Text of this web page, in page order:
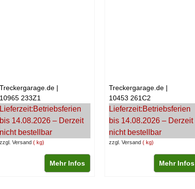
zzgl. Versand kg
Treckergarage.de
10965 233Z1
Lieferzeit:Betriebsferien
bis 14.08.2026 – Derzeit
nicht bestellbar
Mehr Infos
zzgl. Versand kg
Treckergarage.de
10453 261C2
Lieferzeit:Betriebsferien
bis 14.08.2026 – Derzeit
nicht bestellbar
Mehr Infos